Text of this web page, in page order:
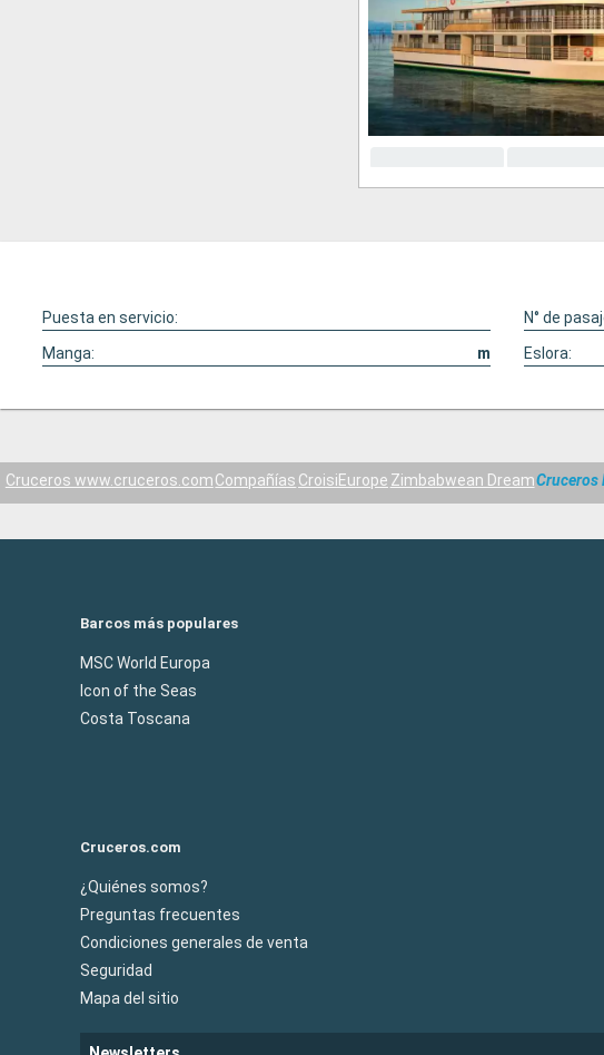
Puesta en servicio: N° de
Manga:
m Eslora:
Cruceros www.cruceros.comCompañías CroisiEurope Zimbabwean DreamCruceros
Barcos más populares
MSC World Europa
Icon of the Seas
Costa Toscana
Cruceros.com
¿Quiénes somos?
Preguntas frecuentes
Condiciones generales de venta
Seguridad
Mapa del sitio